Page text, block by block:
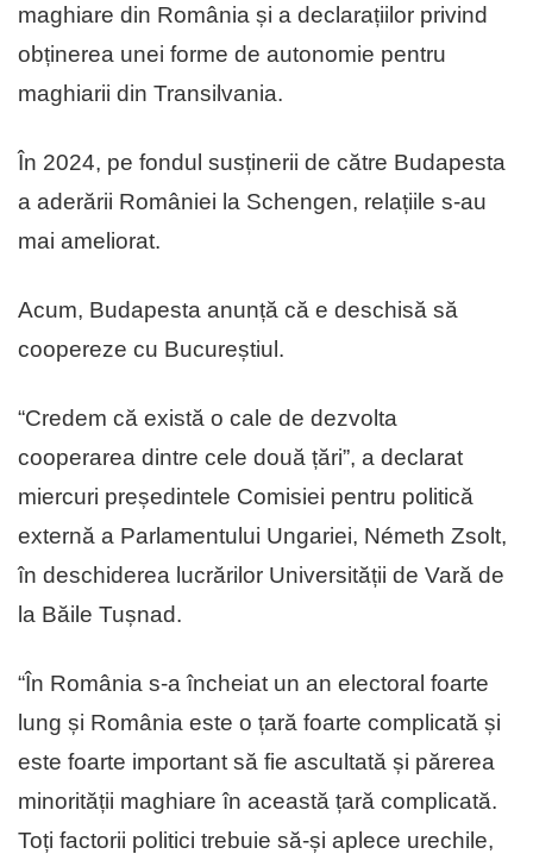
maghiare din România și a declarațiilor privind
obținerea unei forme de autonomie pentru
maghiarii din Transilvania.
În 2024, pe fondul susținerii de către Budapesta
a aderării României la Schengen, relațiile s-au
mai ameliorat.
Acum, Budapesta anunță că e deschisă să
coopereze cu Bucureștiul.
“Credem că există o cale de dezvolta
cooperarea dintre cele două țări”, a declarat
miercuri președintele Comisiei pentru politică
externă a Parlamentului Ungariei, Németh Zsolt,
în deschiderea lucrărilor Universității de Vară de
la Băile Tușnad.
“În România s-a încheiat un an electoral foarte
lung și România este o țară foarte complicată și
este foarte important să fie ascultată și părerea
minorității maghiare în această țară complicată.
Toți factorii politici trebuie să-și aplece urechile,